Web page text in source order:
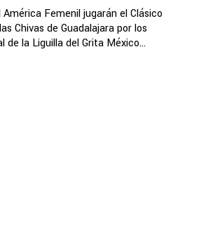
América Femenil jugarán el Clásico
Chivas de Guadalajara por los
de la Liguilla del Grita México...